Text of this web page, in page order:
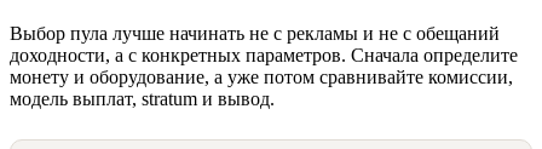
Выбор пула лучше начинать не с рекламы и не с обещаний
доходности, а с конкретных параметров. Сначала определите
монету и оборудование, а уже потом сравнивайте комиссии,
модель выплат, stratum и вывод.